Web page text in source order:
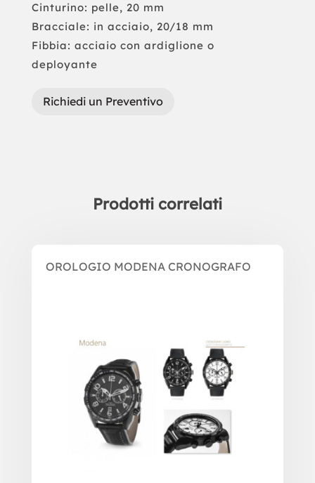
Cinturino: pelle, 20 mm
Bracciale: in acciaio, 20/18 mm
Fibbia: acciaio con ardiglione o
deployante
Richiedi un Preventivo
Prodotti correlati
OROLOGIO MODENA CRONOGRAFO